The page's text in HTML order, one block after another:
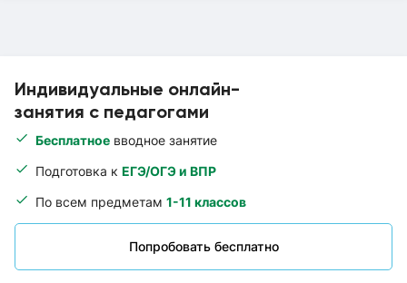
Индивидуальные онлайн-
занятия с педагогами
Бесплатное вводное занятие
Подготовка к ЕГЭ/ОГЭ и ВПР
По всем предметам 1-11 классов
Попробовать бесплатно